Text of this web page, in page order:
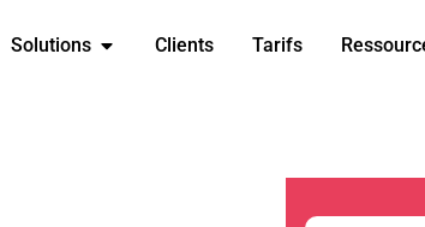
Produits
Solutions Ouvrir Solutions
Clients Tarifs
Produits
Solutions Ouvrir Solutions
Clients Tarifs